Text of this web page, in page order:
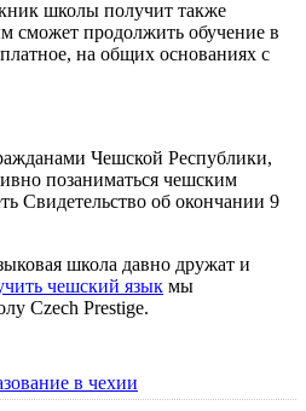
школы получит также
сможет продолжить обучение в
на общих основаниях с
Чешской Республики,
позаниматься чешским
Свидетельство об окончании 9
школа давно дружат и
чешский язык мы
Czech Prestige.
в чехии